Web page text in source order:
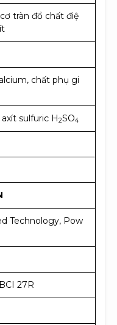
tràn đổ chất điệ
chất phụ gi
sulfuric H2SO4
Technology, Pow
BCI 27R